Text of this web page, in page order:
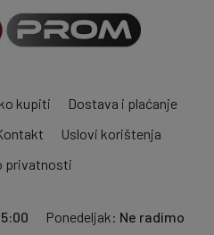
kupiti
Dostava i plaćanje
Uslovi korištenja
privatnosti
Ponedeljak: Ne radimo